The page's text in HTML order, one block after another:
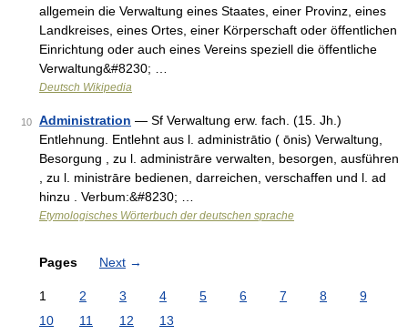
allgemein die Verwaltung eines Staates, einer Provinz, eines
Landkreises, eines Ortes, einer Körperschaft oder öffentlichen
Einrichtung oder auch eines Vereins speziell die öffentliche
Verwaltung&#8230; …
Deutsch Wikipedia
10 Administration — Sf Verwaltung erw. fach. (15. Jh.)
Entlehnung. Entlehnt aus l. administrātio ( ōnis) Verwaltung,
Besorgung , zu l. administrāre verwalten, besorgen, ausführen
, zu l. ministrāre bedienen, darreichen, verschaffen und l. ad
hinzu . Verbum:&#8230; …
Etymologisches Wörterbuch der deutschen sprache
Pages Next →
1 2 3 4 5 6 7 8
9
10
11 12 13